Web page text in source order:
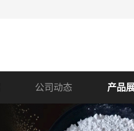
公司动态 产品